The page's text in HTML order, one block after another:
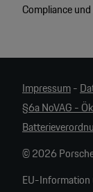
Compliance
Impressum-
§6a NoVAG -
© 2026
EU-Information